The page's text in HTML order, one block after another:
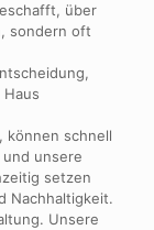
über
sondern oft
können schnell
unsere
setzen
Nachhaltigkeit.
Unsere